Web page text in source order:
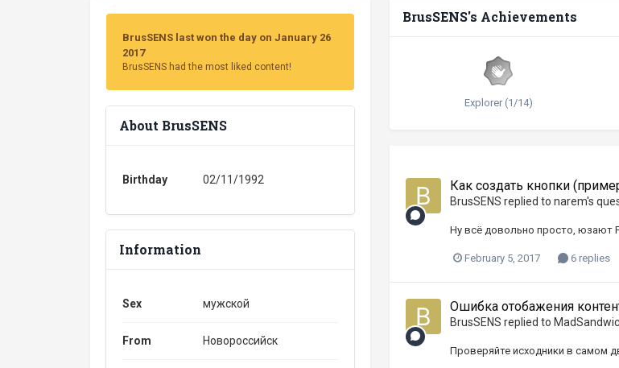
BrusSENS last won the day on January 26
2017
BrusSENS had the most liked content!
About BrusSENS
Birthday 02/11/1992
Information
Sex мужской
From Новороссийск
BrusSENS's Achievements
Explorer (1/14)
Как создать кнопки
BrusSENS replied to narem's
Ну всё довольно просто, юзают
February 5, 2017 6 replies
Ошибка отобажения
BrusSENS replied to
Проверяйте исходники в самом